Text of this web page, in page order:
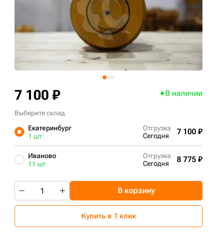
7 100 ₽ В наличии
Выберите склад
Екатеринбург
1 шт
Отгрузка
Сегодня
7 100 ₽
Иваново
11 шт
Отгрузка
Сегодня
8 775 ₽
В корзину
Купить в 1 клик
sksale@skdst.ru
+7 (499) 394-50-93